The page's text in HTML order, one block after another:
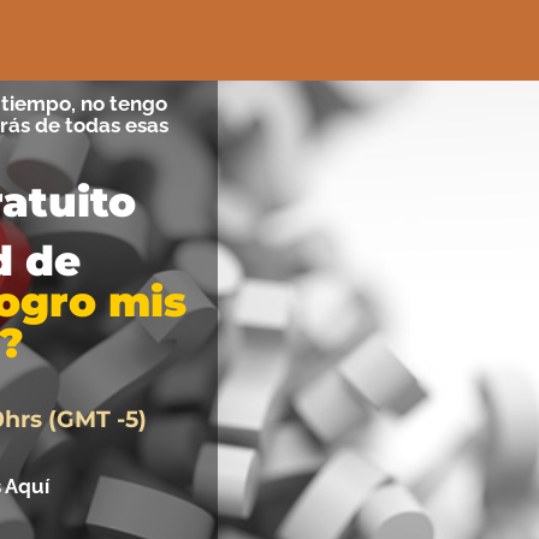
no tengo
de todas esas
de
mis
(GMT -5)
Aquí